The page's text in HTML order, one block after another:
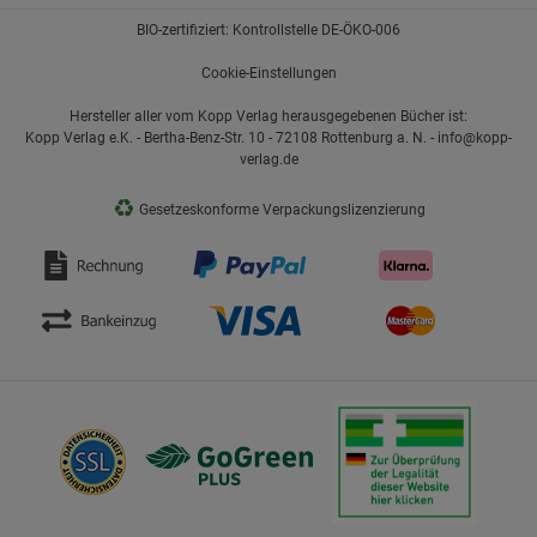
BIO-zertifiziert: Kontrollstelle DE-ÖKO-006
Cookie-Einstellungen
Hersteller aller vom Kopp Verlag herausgegebenen Bücher ist:
Kopp Verlag e.K. - Bertha-Benz-Str. 10 - 72108 Rottenburg a. N. - info@kopp-
verlag.de
♻ Gesetzeskonforme Verpackungslizenzierung